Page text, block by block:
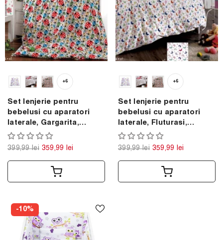
+6
Set lenjerie pentru
bebelusi cu aparatori
laterale, Gargarita,
bumbac 100%
399,99 lei 359,99 lei
+6
Set lenjerie pentru
bebelusi cu aparatori
laterale, Fluturasi,
bumbac 100%
399,99 lei 359,99 lei
-10%